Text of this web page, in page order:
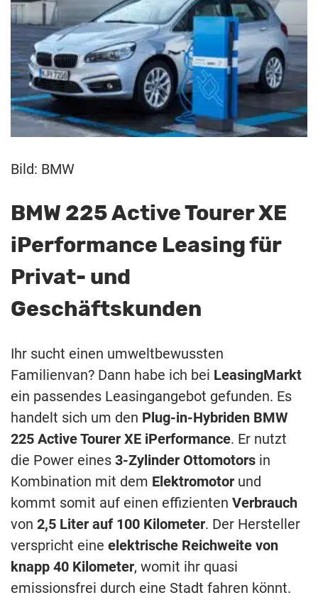
Bild: BMW
BMW 225 Active Tourer XE
iPerformance Leasing für
Privat- und
Geschäftskunden
Ihr sucht einen umweltbewussten
Familienvan? Dann habe ich bei LeasingMarkt
ein passendes Leasingangebot gefunden. Es
handelt sich um den Plug-in-Hybriden BMW
225 Active Tourer XE iPerformance. Er nutzt
die Power eines 3-Zylinder Ottomotors in
Kombination mit dem Elektromotor und
kommt somit auf einen effizienten Verbrauch
von 2,5 Liter auf 100 Kilometer. Der Hersteller
verspricht eine elektrische Reichweite von
knapp 40 Kilometer, womit ihr quasi
emissionsfrei durch eine Stadt fahren könnt.